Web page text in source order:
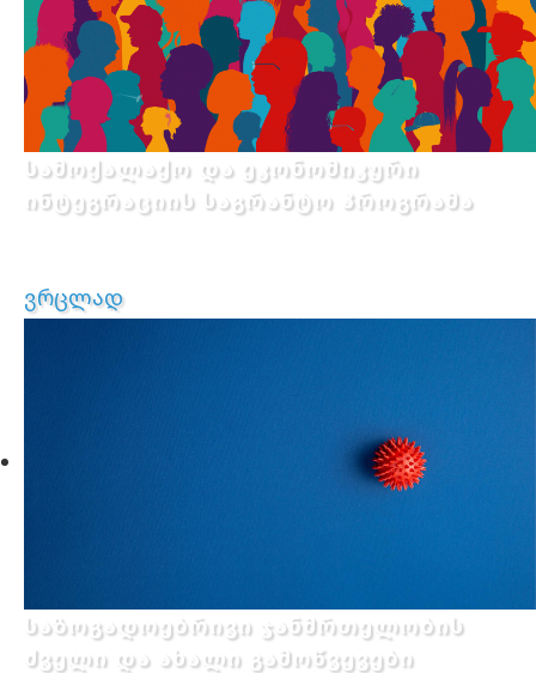
სამოქალაქო და ეკონომიკური
ინტეგრაციის საგრანტო პროგრამა
ვრცლად
საზოგადოებრივი ჯანმრთელობის
ძველი და ახალი გამოწვევები